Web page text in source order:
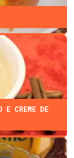
E CREME DE